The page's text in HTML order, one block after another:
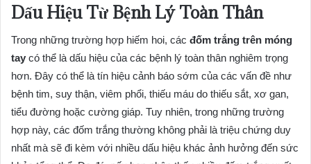
Dấu Hiệu Từ Bệnh Lý Toàn Thân
Trong những trường hợp hiếm hoi, các đốm trắng trên móng
tay có thể là dấu hiệu của các bệnh lý toàn thân nghiêm trọng
hơn. Đây có thể là tín hiệu cảnh báo sớm của các vấn đề như
bệnh tim, suy thận, viêm phổi, thiếu máu do thiếu sắt, xơ gan,
tiểu đường hoặc cường giáp. Tuy nhiên, trong những trường
hợp này, các đốm trắng thường không phải là triệu chứng duy
nhất mà sẽ đi kèm với nhiều dấu hiệu khác ảnh hưởng đến sức